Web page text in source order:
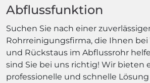
Abflussfunktion
Suchen Sie nach einer
Rohrreinigungsfirma, die Ihnen
und Rückstaus im Abflussrohr
sind Sie bei uns richtig! Wir bieten
professionelle und schnelle